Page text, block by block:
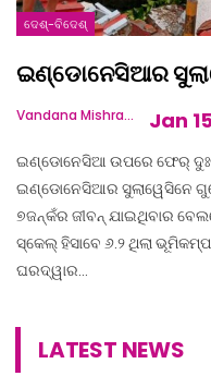
ଦେଶ୍‌-ବିଦେଶ୍‌
ଇଣ୍ଡୋନେସିଆର
Vandana Mishra Jan
ଇଣ୍ଡୋନେସିଆ ଉପରେ ଫେର୍
ଇଣ୍ଡୋନେସିଆର ସୁଲାୱେସିନେ
୭ଜନ୍‌କଁର ଜୀବନ୍ ଯାଇଥିବାର
ସ୍କେଲ୍ ହିସାବେ ୬.୨ ଥିଲା
ଘରଦ୍ୱାର…
LATEST NEWS